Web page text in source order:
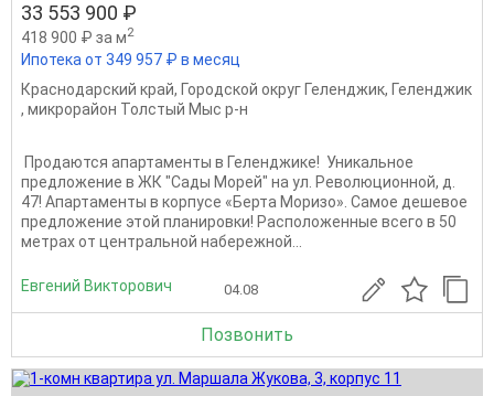
33 553 900 ₽
418 900 ₽ за м2
Ипотека от 349 957 ₽ в месяц
Краснодарский край, Городской округ Геленджик, Геленджик
, микрорайон Толстый Мыс р-н
️ Продаются апартаменты в Геленджике! ️ Уникальное
предложение в ЖК "Сады Морей" на ул. Революционной, д.
47! Апартаменты в корпусе «Берта Моризо». Самое дешевое
предложение этой планировки! Расположенные всего в 50
метрах от центральной набережной...
Евгений Викторович 04.08
Позвонить